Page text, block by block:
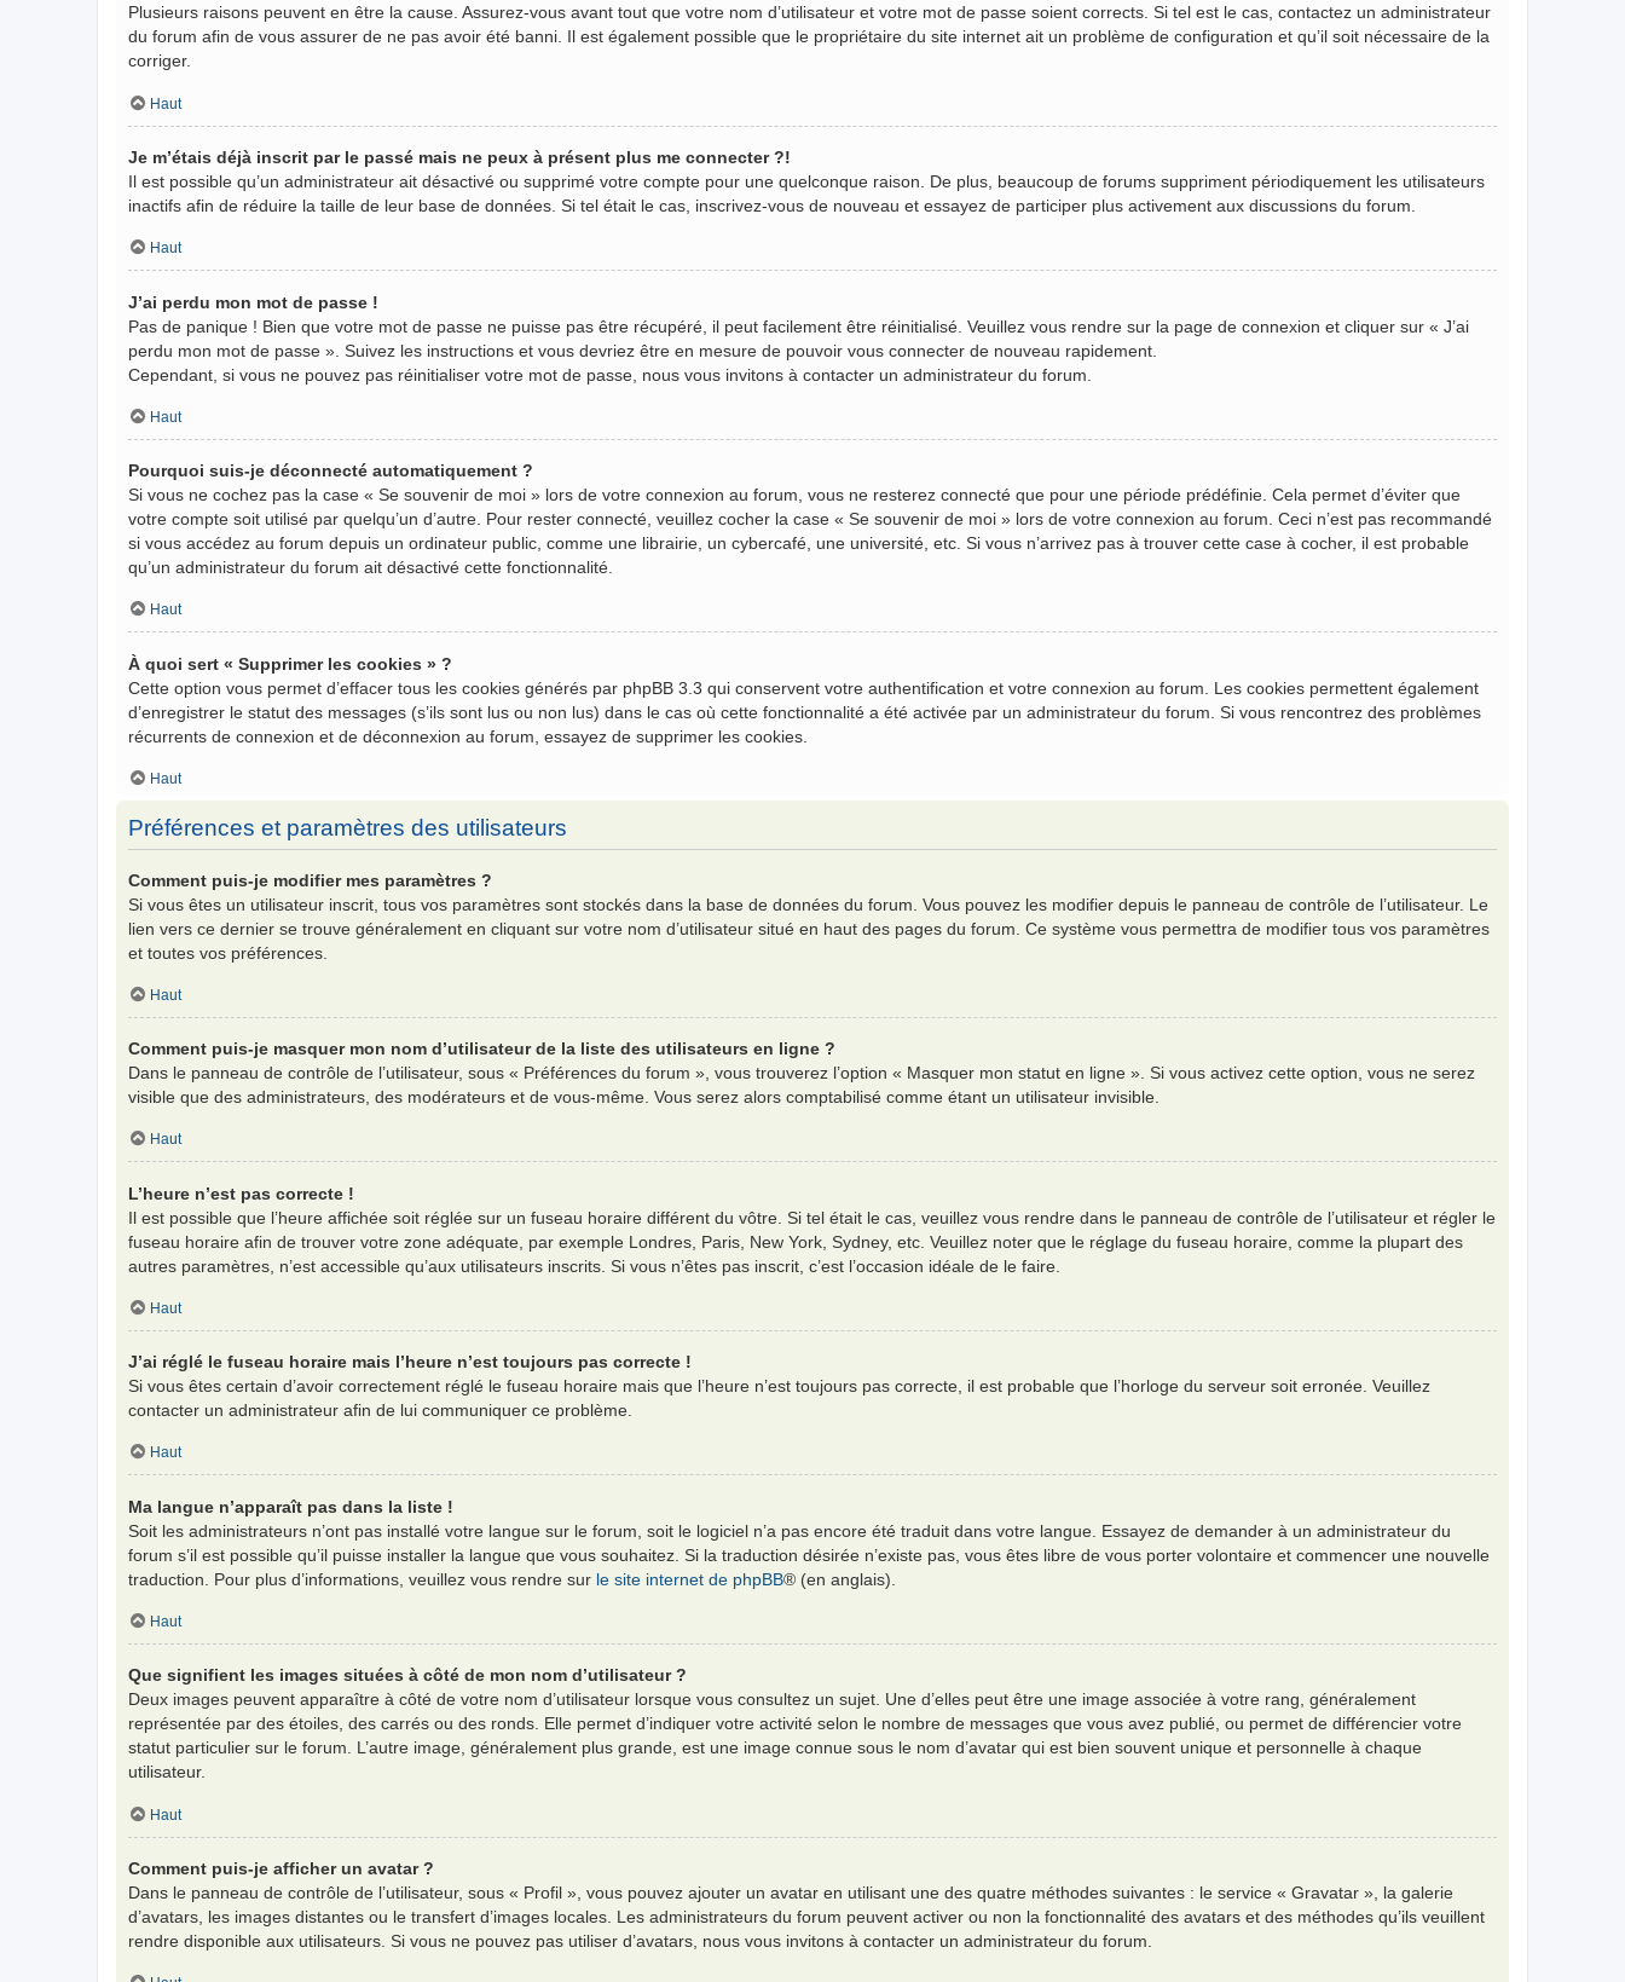
Plusieurs raisons peuvent en être la cause. Assurez-vous avant tout que votre nom d’utilisateur et votre mot de passe soient corrects. Si tel est le cas, contactez un administrateur
du forum afin de vous assurer de ne pas avoir été banni. Il est également possible que le propriétaire du site internet ait un problème de configuration et qu’il soit nécessaire de la
corriger.
Haut
Je m’étais déjà inscrit par le passé mais ne peux à présent plus me connecter ?!
Il est possible qu’un administrateur ait désactivé ou supprimé votre compte pour une quelconque raison. De plus, beaucoup de forums suppriment périodiquement les utilisateurs
inactifs afin de réduire la taille de leur base de données. Si tel était le cas, inscrivez-vous de nouveau et essayez de participer plus activement aux discussions du forum.
Haut
J’ai perdu mon mot de passe !
Pas de panique ! Bien que votre mot de passe ne puisse pas être récupéré, il peut facilement être réinitialisé. Veuillez vous rendre sur la page de connexion et cliquer sur « J’ai
perdu mon mot de passe ». Suivez les instructions et vous devriez être en mesure de pouvoir vous connecter de nouveau rapidement.
Cependant, si vous ne pouvez pas réinitialiser votre mot de passe, nous vous invitons à contacter un administrateur du forum.
Haut
Pourquoi suis-je déconnecté automatiquement ?
Si vous ne cochez pas la case « Se souvenir de moi » lors de votre connexion au forum, vous ne resterez connecté que pour une période prédéfinie. Cela permet d’éviter que
votre compte soit utilisé par quelqu’un d’autre. Pour rester connecté, veuillez cocher la case « Se souvenir de moi » lors de votre connexion au forum. Ceci n’est pas recommandé
si vous accédez au forum depuis un ordinateur public, comme une librairie, un cybercafé, une université, etc. Si vous n’arrivez pas à trouver cette case à cocher, il est probable
qu’un administrateur du forum ait désactivé cette fonctionnalité.
Haut
À quoi sert « Supprimer les cookies » ?
Cette option vous permet d’effacer tous les cookies générés par phpBB 3.3 qui conservent votre authentification et votre connexion au forum. Les cookies permettent également
d’enregistrer le statut des messages (s’ils sont lus ou non lus) dans le cas où cette fonctionnalité a été activée par un administrateur du forum. Si vous rencontrez des problèmes
récurrents de connexion et de déconnexion au forum, essayez de supprimer les cookies.
Haut
Préférences et paramètres des utilisateurs
Comment puis-je modifier mes paramètres ?
Si vous êtes un utilisateur inscrit, tous vos paramètres sont stockés dans la base de données du forum. Vous pouvez les modifier depuis le panneau de contrôle de l’utilisateur. Le
lien vers ce dernier se trouve généralement en cliquant sur votre nom d’utilisateur situé en haut des pages du forum. Ce système vous permettra de modifier tous vos paramètres
et toutes vos préférences.
Haut
Comment puis-je masquer mon nom d’utilisateur de la liste des utilisateurs en ligne ?
Dans le panneau de contrôle de l’utilisateur, sous « Préférences du forum », vous trouverez l’option « Masquer mon statut en ligne ». Si vous activez cette option, vous ne serez
visible que des administrateurs, des modérateurs et de vous-même. Vous serez alors comptabilisé comme étant un utilisateur invisible.
Haut
L’heure n’est pas correcte !
Il est possible que l’heure affichée soit réglée sur un fuseau horaire différent du vôtre. Si tel était le cas, veuillez vous rendre dans le panneau de contrôle de l’utilisateur et régler le
fuseau horaire afin de trouver votre zone adéquate, par exemple Londres, Paris, New York, Sydney, etc. Veuillez noter que le réglage du fuseau horaire, comme la plupart des
autres paramètres, n’est accessible qu’aux utilisateurs inscrits. Si vous n’êtes pas inscrit, c’est l’occasion idéale de le faire.
Haut
J’ai réglé le fuseau horaire mais l’heure n’est toujours pas correcte !
Si vous êtes certain d’avoir correctement réglé le fuseau horaire mais que l’heure n’est toujours pas correcte, il est probable que l’horloge du serveur soit erronée. Veuillez
contacter un administrateur afin de lui communiquer ce problème.
Haut
Ma langue n’apparaît pas dans la liste !
Soit les administrateurs n’ont pas installé votre langue sur le forum, soit le logiciel n’a pas encore été traduit dans votre langue. Essayez de demander à un administrateur du
forum s’il est possible qu’il puisse installer la langue que vous souhaitez. Si la traduction désirée n’existe pas, vous êtes libre de vous porter volontaire et commencer une nouvelle
traduction. Pour plus d’informations, veuillez vous rendre sur le site internet de phpBB® (en anglais).
Haut
Que signifient les images situées à côté de mon nom d’utilisateur ?
Deux images peuvent apparaître à côté de votre nom d’utilisateur lorsque vous consultez un sujet. Une d’elles peut être une image associée à votre rang, généralement
représentée par des étoiles, des carrés ou des ronds. Elle permet d’indiquer votre activité selon le nombre de messages que vous avez publié, ou permet de différencier votre
statut particulier sur le forum. L’autre image, généralement plus grande, est une image connue sous le nom d’avatar qui est bien souvent unique et personnelle à chaque
utilisateur.
Haut
Comment puis-je afficher un avatar ?
Dans le panneau de contrôle de l’utilisateur, sous « Profil », vous pouvez ajouter un avatar en utilisant une des quatre méthodes suivantes : le service « Gravatar », la galerie
d’avatars, les images distantes ou le transfert d’images locales. Les administrateurs du forum peuvent activer ou non la fonctionnalité des avatars et des méthodes qu’ils veuillent
rendre disponible aux utilisateurs. Si vous ne pouvez pas utiliser d’avatars, nous vous invitons à contacter un administrateur du forum.